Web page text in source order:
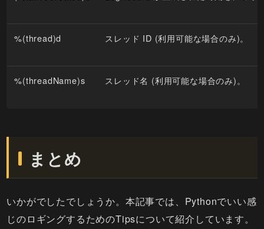
%(thread)d スレッド ID (利用可能な場合のみ)。
%(threadName)s スレッド名 (利用可能な場合のみ)。
まとめ
いかがでしたでしょうか。本記事では、Pythonでいい感
じのロギングするためのTipsについて紹介しています。